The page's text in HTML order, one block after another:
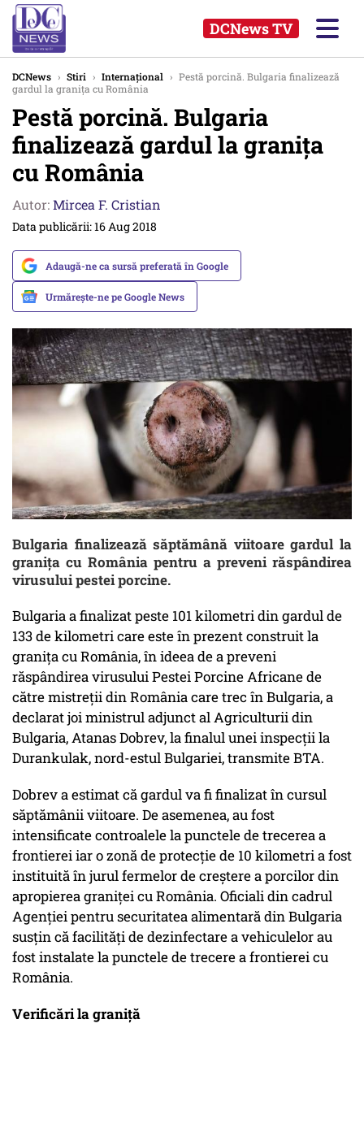
DCNews TV
DCNews › Stiri › Internațional › Pestă porcină. Bulgaria finalizează
gardul la graniţa cu România
Pestă porcină. Bulgaria
finalizează gardul la graniţa
cu România
Autor:Mircea F. Cristian
Data publicării: 16 Aug 2018
Adaugă-ne ca sursă preferată în Google
Urmărește-ne pe Google News
Bulgaria finalizează săptămână viitoare gardul la
graniţa cu România pentru a preveni răspândirea
virusului pestei porcine.
Bulgaria a finalizat peste 101 kilometri din gardul de
133 de kilometri care este în prezent construit la
graniţa cu România, în ideea de a preveni
răspândirea virusului Pestei Porcine Africane de
către mistreţii din România care trec în Bulgaria, a
declarat joi ministrul adjunct al Agriculturii din
Bulgaria, Atanas Dobrev, la finalul unei inspecţii la
Durankulak, nord-estul Bulgariei, transmite BTA.
Dobrev a estimat că gardul va fi finalizat în cursul
săptămânii viitoare. De asemenea, au fost
intensificate controalele la punctele de trecerea a
frontierei iar o zonă de protecţie de 10 kilometri a fost
instituită în jurul fermelor de creştere a porcilor din
apropierea graniţei cu România. Oficiali din cadrul
Agenţiei pentru securitatea alimentară din Bulgaria
susţin că facilităţi de dezinfectare a vehiculelor au
fost instalate la punctele de trecere a frontierei cu
România.
Verificări la graniță